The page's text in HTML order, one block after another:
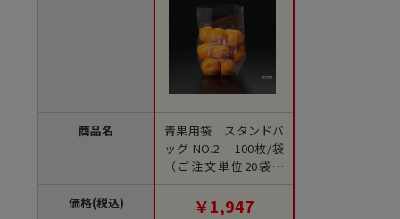
商品名
価格(税込)
青果用袋 スタンドバ
ッグ NO.2 100枚/袋
（ご注文単位20袋）
【直送品】
￥1,947